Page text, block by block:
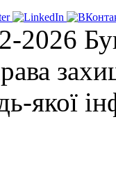
якої